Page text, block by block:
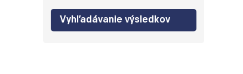
Vyhľadávanie výsledkov